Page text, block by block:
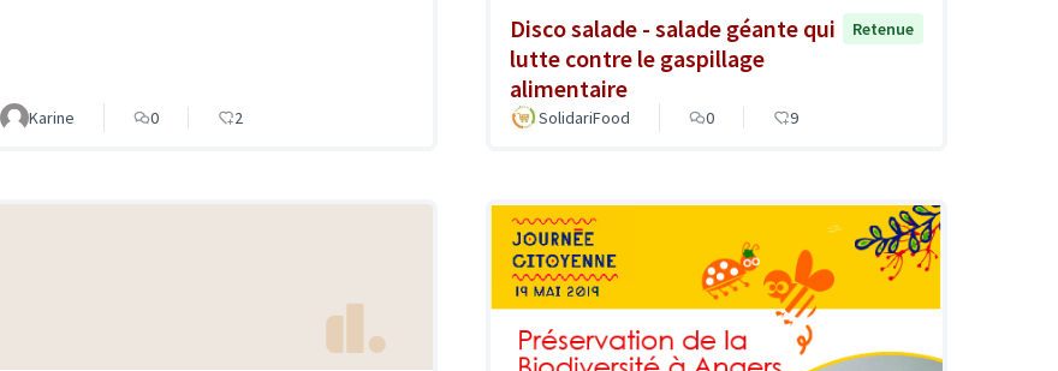
Karine 0 2
Disco salade - salade géante qui
lutte contre le gaspillage
alimentaire
Retenue
SolidariFood 0 9